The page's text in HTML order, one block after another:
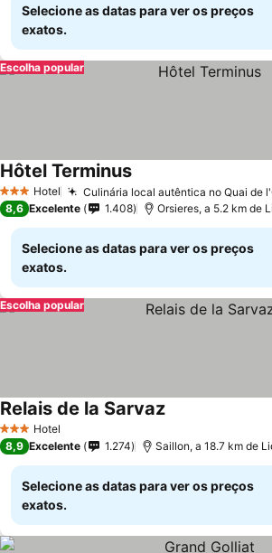
Selecione as datas para ver os preços
exatos.
Escolha popular
3 EstrelasHotel Culinária local autêntica no Quai de
Hôtel Terminus
8,6 Excelente 1.408 Orsieres, a 5.2 km de
Selecione as datas para ver os preços
exatos.
Escolha popular
3 EstrelasHotel
Relais de la Sarvaz
8,9 Excelente 1.274 Saillon, a 18.7 km de
Selecione as datas para ver os preços
exatos.